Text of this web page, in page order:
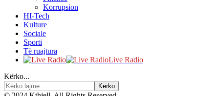
Korrupsion
HI-Tech
Kulture
Sociale
Sporti
Të ruajtura
Live Radio
Kërko...